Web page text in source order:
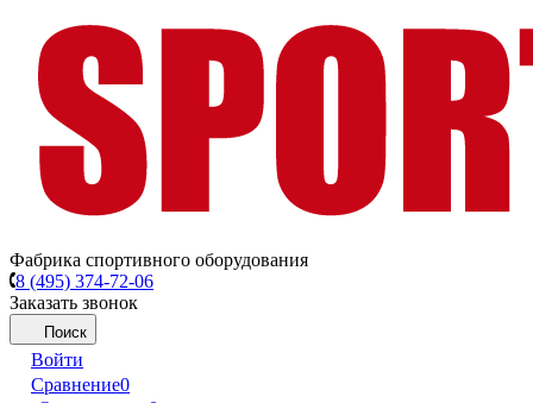
Фабрика спортивного оборудования
8 (495) 374-72-06
Заказать звонок
Поиск
Войти
Сравнение0